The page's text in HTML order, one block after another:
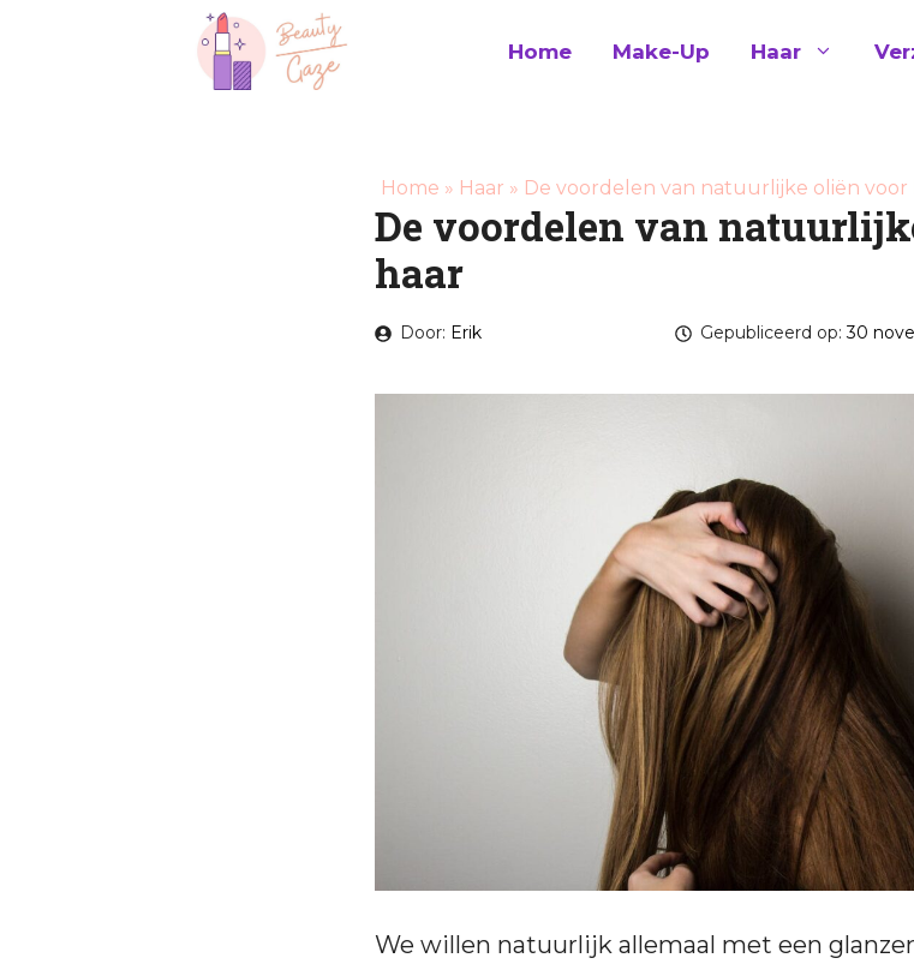
Home Make-Up Haar
Home » Haar » De voordelen van natuurlijke oliën voor
De voordelen van
haar
Door: Erik Gepubliceerd op:30
We willen natuurlijk allemaal met een